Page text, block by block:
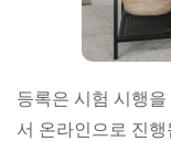
등록은 시험 시행
서 온라인으로 진